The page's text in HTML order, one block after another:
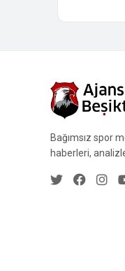
Bağımsız spor
haberleri,